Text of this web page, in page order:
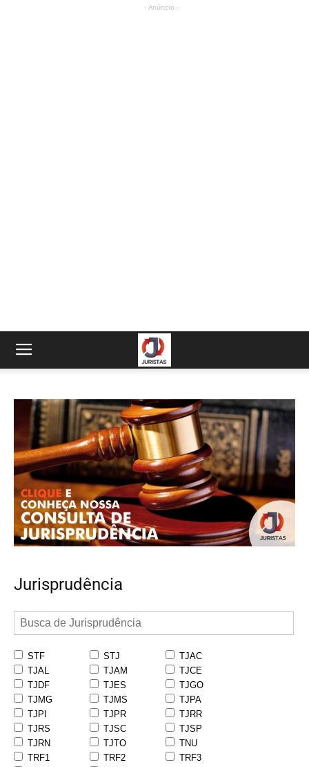
- Anúncio -
Jurisprudência
STF STJ
TJAC
TJAL
TJAM
TJCE
TJDF
TJES
TJGO
TJMG
TJMS
TJPA
TJPI
TJPR
TJRR
TJRS
TJSC
TJSP
TJRN
TJTO
TNU
TRF1
TRF2
TRF3